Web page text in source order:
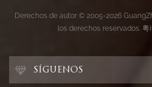
Derechos de autor © 2005-2026
los derechos reservados. 粤
SÍGUENOS